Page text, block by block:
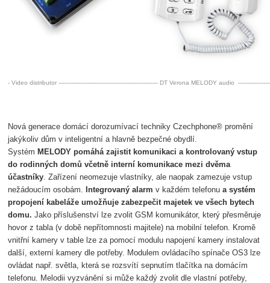
- Video distributor ------------------------------------------------------- DT Verona MELODY audio
Nová generace domácí dorozumívací techniky Czechphone® promění
jakýkoliv dům v inteligentní a hlavně bezpečné obydlí.
Systém MELODY pomáhá zajistit komunikaci a kontrolovaný vstup
do rodinných domů včetně interní komunikace mezi dvěma
účastníky. Zařízení neomezuje vlastníky, ale naopak zamezuje vstup
nežádoucím osobám. Integrovaný alarmv každém telefonua systém
propojení kabeláže umožňuje zabezpečit majetek ve všech bytech
domu.Jako příslušenství lze zvolit GSM komunikátor, který přesměruje
hovor z tabla (v době nepřítomnosti majitele) na mobilní telefon. Kromě
vnitřní kamery v table lze za pomocí modulu napojení kamery instalovat
další, externí kamery dle potřeby. Modulem ovládacího spínače OS3 lze
ovládat např. světla, která se rozsvítí sepnutím tlačítka na domácím
telefonu. Melodii vyzvánění si může každý zvolit dle vlastní potřeby,